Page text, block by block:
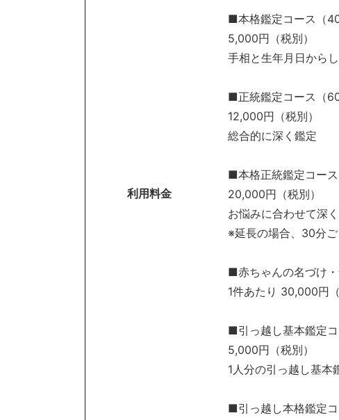
利用料金
■本格鑑定コース（40
5,000円（税別）
手相と生年月日から
■正統鑑定コース（60
12,000円（税別）
総合的に深く鑑定
■本格正統鑑定コース
20,000円（税別）
お悩みに合わせて深
※延長の場合、30分
■赤ちゃんの名づけ
1件あたり 30,000円（
■引っ越し基本鑑定
5,000円（税別）
1人分の引っ越し基本
■引っ越し本格鑑定